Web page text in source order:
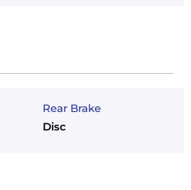
Rear Brake
Disc